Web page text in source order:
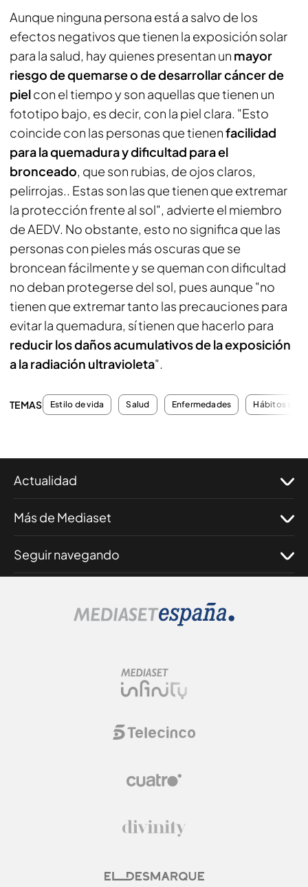
Aunque ninguna persona está a salvo de los
efectos negativos que tienen la exposición solar
para la salud, hay quienes presentan un mayor
riesgo de quemarse o de desarrollar cáncer de
pielcon el tiempo y son aquellas que tienen un
fototipo bajo, es decir, con la piel clara. "Esto
coincide con las personas que tienenfacilidad
para la quemadura y dificultad para el
bronceado, que son rubias, de ojos claros,
pelirrojas.. Estas son las que tienen que extremar
la protección frente al sol", advierte el miembro
de AEDV. No obstante, esto no significa que las
personas con pieles más oscuras que se
broncean fácilmente y se queman con dificultad
no deban protegerse del sol, pues aunque "no
tienen que extremar tanto las precauciones para
evitar la quemadura, sí tienen que hacerlo para
reducir los daños acumulativos de la exposición
a la radiación ultravioleta".
TEMAS Estilo de vida Salud Enfermedades Hábitos
Actualidad
Más de Mediaset
Seguir navegando